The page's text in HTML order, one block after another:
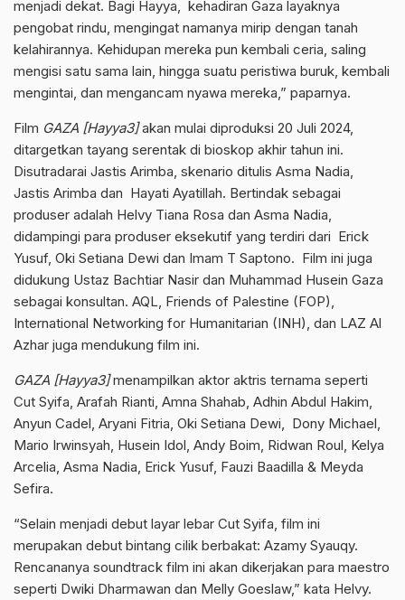
menjadi dekat. Bagi Hayya, kehadiran Gaza layaknya
pengobat rindu, mengingat namanya mirip dengan tanah
kelahirannya. Kehidupan mereka pun kembali ceria, saling
mengisi satu sama lain, hingga suatu peristiwa buruk, kembali
mengintai, dan mengancam nyawa mereka,” paparnya.
Film GAZA [Hayya3]akan mulai diproduksi 20 Juli 2024,
ditargetkan tayang serentak di bioskop akhir tahun ini.
Disutradarai Jastis Arimba, skenario ditulis Asma Nadia,
Jastis Arimba dan Hayati Ayatillah. Bertindak sebagai
produser adalah Helvy Tiana Rosa dan Asma Nadia,
didampingi para produser eksekutif yang terdiri dari Erick
Yusuf, Oki Setiana Dewi dan Imam T Saptono. Film ini juga
didukung Ustaz Bachtiar Nasir dan Muhammad Husein Gaza
sebagai konsultan. AQL, Friends of Palestine (FOP),
International Networking for Humanitarian (INH), dan LAZ Al
Azhar juga mendukung film ini.
GAZA [Hayya3]menampilkan aktor aktris ternama seperti
Cut Syifa, Arafah Rianti, Amna Shahab, Adhin Abdul Hakim,
Anyun Cadel, Aryani Fitria, Oki Setiana Dewi, Dony Michael,
Mario Irwinsyah, Husein Idol, Andy Boim, Ridwan Roul, Kelya
Arcelia, Asma Nadia, Erick Yusuf, Fauzi Baadilla & Meyda
Sefira.
“Selain menjadi debut layar lebar Cut Syifa, film ini
merupakan debut bintang cilik berbakat: Azamy Syauqy.
Rencananya soundtrack film ini akan dikerjakan para maestro
seperti Dwiki Dharmawan dan Melly Goeslaw,” kata Helvy.